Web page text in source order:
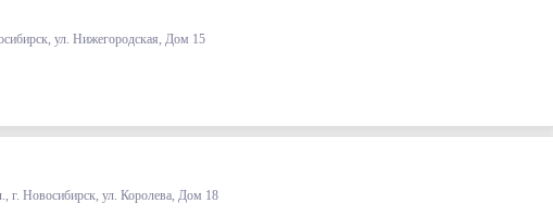
ул. Нижегородская, Дом 15
Новосибирск, ул. Королева, Дом 18